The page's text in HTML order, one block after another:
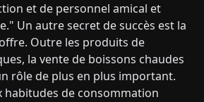
et de personnel amical et
Un autre secret de succès est la
Outre les produits de
la vente de boissons chaudes
rôle de plus en plus important.
habitudes de consommation